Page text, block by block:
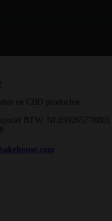
en CBD producten
BTW: NL859265778B01